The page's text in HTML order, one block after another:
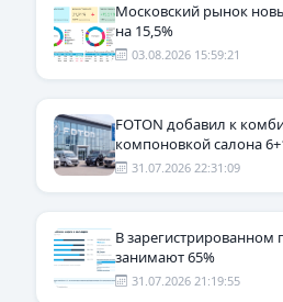
Московский рынок
на 15,5%
03.08.2026 15:59:21
FOTON добавил к
компоновкой салона
31.07.2026 22:31:09
В зарегистрированном
занимают 65%
31.07.2026 21:19:55